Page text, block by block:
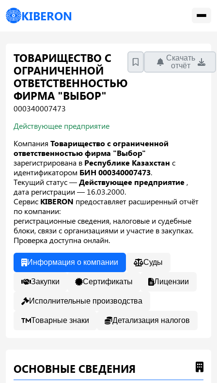
KIBERON
ТОВАРИЩЕСТВО С
ОГРАНИЧЕННОЙ
ОТВЕТСТВЕННОСТЬЮ
ФИРМА "ВЫБОР"
000340007473
Скачать
отчёт
Действующее предприятие
Компания Товарищество с ограниченной
ответственностью фирма "Выбор"
зарегистрирована в Республике Казахстан с
идентификатором БИН 000340007473.
Текущий статус —Действующее предприятие ,
дата регистрации — 16.03.2000.
Сервис KIBERON предоставляет расширенный отчёт
по компании:
регистрационные сведения, налоговые и судебные
блоки, связи с организациями и участие в закупках.
Проверка доступна онлайн.
Информация о компании Суды
Закупки Сертификаты Лицензии
Исполнительные производства
Товарные знаки Детализация налогов
ОСНОВНЫЕ СВЕДЕНИЯ